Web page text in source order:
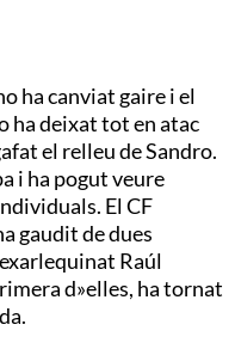
ha canviat gaire i el
ha deixat tot en atac
el relleu de Sandro.
i ha pogut veure
El CF
gaudit de dues
Raúl
d»elles, ha tornat